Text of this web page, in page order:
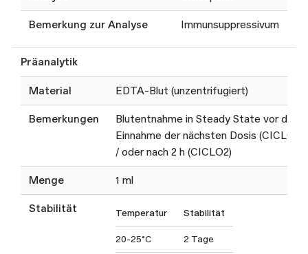
Bemerkung zur Analyse Immunsuppressivum
Präanalytik
Material EDTA-Blut (unzentrifugiert)
Bemerkungen
Blutentnahme in Steady State vor der
Einnahme der nächsten Dosis (CICLO0)
/ oder nach 2 h (CICLO2)
Menge 1 ml
Stabilität Temperatur Stabilität
20-25°C 2 Tage